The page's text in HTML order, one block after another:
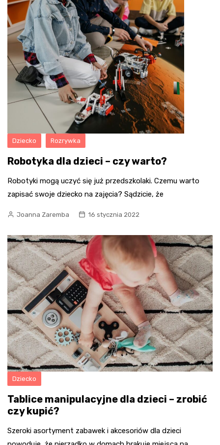
Dziecko Rozrywka
Robotyka dla dzieci – czy warto?
Robotyki mogą uczyć się już przedszkolaki. Czemu warto
zapisać swoje dziecko na zajęcia? Sądzicie, że
Joanna Zaremba 16 stycznia 2022
Dziecko
Tablice manipulacyjne dla dzieci – zrobić
czy kupić?
Szeroki asortyment zabawek i akcesoriów dla dzieci